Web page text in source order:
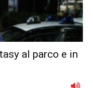
al parco e in